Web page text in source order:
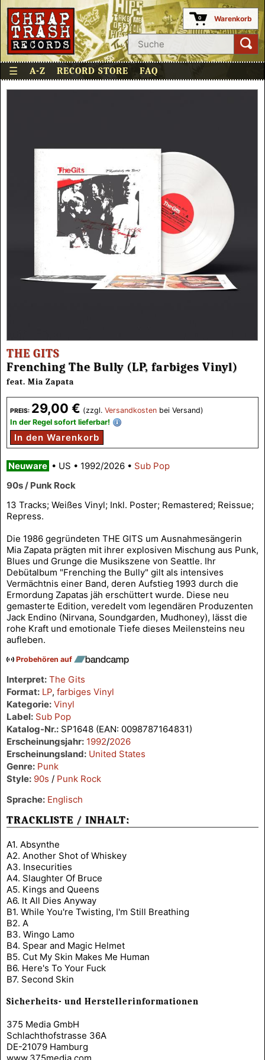
0 Warenkorb
☰ A-Z RECORD STORE FAQ
PREIS: 29,00 € (zzgl. Versandkosten bei Versand)
In der Regel sofort lieferbar!
In den Warenkorb
THE GITS
Frenching The Bully (LP, farbiges Vinyl)
feat. Mia Zapata
Neuware • US • 1992/2026 • Sub Pop
90s / Punk Rock
13 Tracks; Weißes Vinyl; Inkl. Poster; Remastered; Reissue;
Repress.
Die 1986 gegründeten THE GITS um Ausnahmesängerin
Mia Zapata prägten mit ihrer explosiven Mischung aus Punk,
Blues und Grunge die Musikszene von Seattle. Ihr
Debütalbum "Frenching the Bully" gilt als intensives
Vermächtnis einer Band, deren Aufstieg 1993 durch die
Ermordung Zapatas jäh erschüttert wurde. Diese neu
gemasterte Edition, veredelt vom legendären Produzenten
Jack Endino (Nirvana, Soundgarden, Mudhoney), lässt die
rohe Kraft und emotionale Tiefe dieses Meilensteins neu
aufleben.
Probehören auf
Interpret: The Gits
Format: LP, farbiges Vinyl
Kategorie: Vinyl
Label: Sub Pop
Katalog-Nr.: SP1648 (EAN: 0098787164831)
Erscheinungsjahr: 1992/2026
Erscheinungsland: United States
Genre: Punk
Style: 90s / Punk Rock
Sprache: Englisch
TRACKLISTE / INHALT:
A1. Absynthe
A2. Another Shot of Whiskey
A3. Insecurities
A4. Slaughter Of Bruce
A5. Kings and Queens
A6. It All Dies Anyway
B1. While You're Twisting, I'm Still Breathing
B2. A
B3. Wingo Lamo
B4. Spear and Magic Helmet
B5. Cut My Skin Makes Me Human
B6. Here's To Your Fuck
B7. Second Skin
Sicherheits- und Herstellerinformationen
375 Media GmbH
Schlachthofstrasse 36A
DE-21079 Hamburg
www.375media.com